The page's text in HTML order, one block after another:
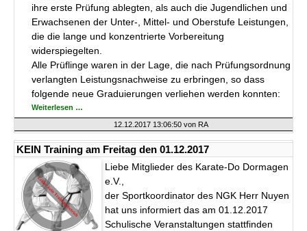
ihre erste Prüfung ablegten, als auch die Jugendlichen und
Erwachsenen der Unter-, Mittel- und Oberstufe Leistungen,
die die lange und konzentrierte Vorbereitung
widerspiegelten.
Alle Prüflinge waren in der Lage, die nach Prüfungsordnung
verlangten Leistungsnachweise zu erbringen, so dass
folgende neue Graduierungen verliehen werden konnten:
Weiterlesen …
im
Karate-
Dormagen
e.V.
12.12.2017 13:06:50 von RA
KEIN Training am Freitag den 01.12.2017
Liebe Mitglieder des Karate-Do Dormagen
e.V.,
der Sportkoordinator des NGK Herr Nuyen
hat uns informiert das am 01.12.2017
Schulische Veranstaltungen stattfinden